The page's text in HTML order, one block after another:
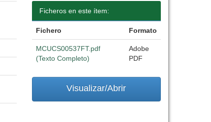
Ficheros en este ítem:
Fichero Formato
MCUCS00537FT.pdf
(Texto Completo)
Adobe
PDF
Visualizar/Abrir